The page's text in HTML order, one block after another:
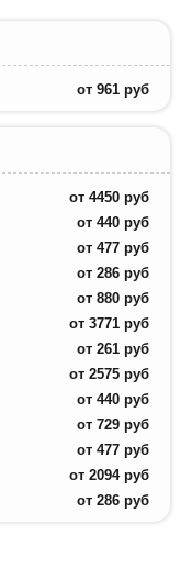
от 961 руб
от 4450 руб
от 440 руб
от 477 руб
от 286 руб
от 880 руб
от 3771 руб
от 261 руб
от 2575 руб
от 440 руб
от 729 руб
от 477 руб
от 2094 руб
от 286 руб